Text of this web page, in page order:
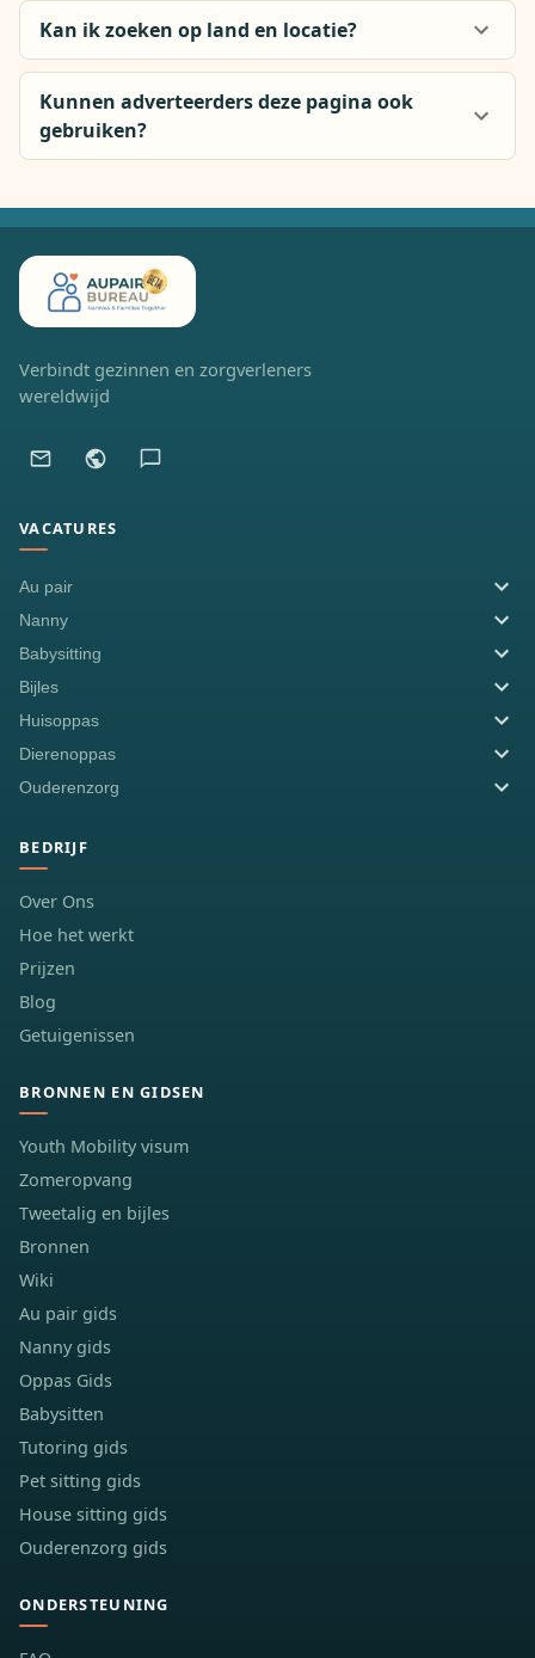
Kan ik zoeken op land en locatie?
Kunnen adverteerders deze pagina ook
gebruiken?
Verbindt gezinnen en zorgverleners
wereldwijd
VACATURES
Au pair
Nanny
Babysitting
Bijles
Huisoppas
Dierenoppas
Ouderenzorg
BEDRIJF
Over Ons
Hoe het werkt
Prijzen
Blog
Getuigenissen
BRONNEN EN GIDSEN
Youth Mobility visum
Zomeropvang
Tweetalig en bijles
Bronnen
Wiki
Au pair gids
Nanny gids
Oppas Gids
Babysitten
Tutoring gids
Pet sitting gids
House sitting gids
Ouderenzorg gids
ONDERSTEUNING